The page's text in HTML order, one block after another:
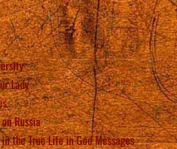
Lady
Russia
the True Life in God Messages